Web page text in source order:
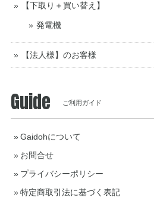
【下取り＋買い替え】
発電機
【法人様】のお客様
Guide ご利用ガイド
Gaidohについて
お問合せ
プライバシーポリシー
特定商取引法に基づく表記